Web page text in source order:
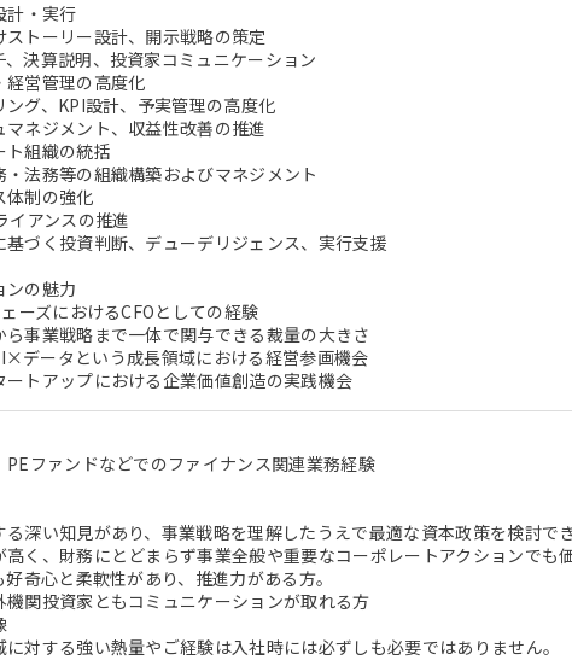
・実行
ストーリー設計、開示戦略の策定
、決算説明、投資家コミュニケーション
営管理の高度化
ング、KPI設計、予実管理の高度化
マネジメント、収益性改善の推進
組織の統括
・法務等の組織構築およびマネジメント
体制の強化
アンスの推進
基づく投資判断、デューデリジェンス、実行支援
の魅力
ーズにおけるCFOとしての経験
ら事業戦略まで一体で関与できる裁量の大きさ
データという成長領域における経営参画機会
ートアップにおける企業価値創造の実践機会
PEファンドなどでのファイナンス関連業務経験
る深い知見があり、事業戦略を理解したうえで最適な資本政策を検討でき
高く、財務にとどまらず事業全般や重要なコーポレートアクションでも
好奇心と柔軟性があり、推進力がある方。
機関投資家ともコミュニケーションが取れる方
対する強い熱量やご経験は入社時には必ずしも必要ではありません。